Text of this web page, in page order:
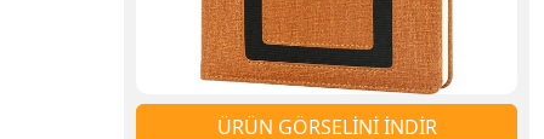
ÜRÜN GÖRSELİNİ İNDİR